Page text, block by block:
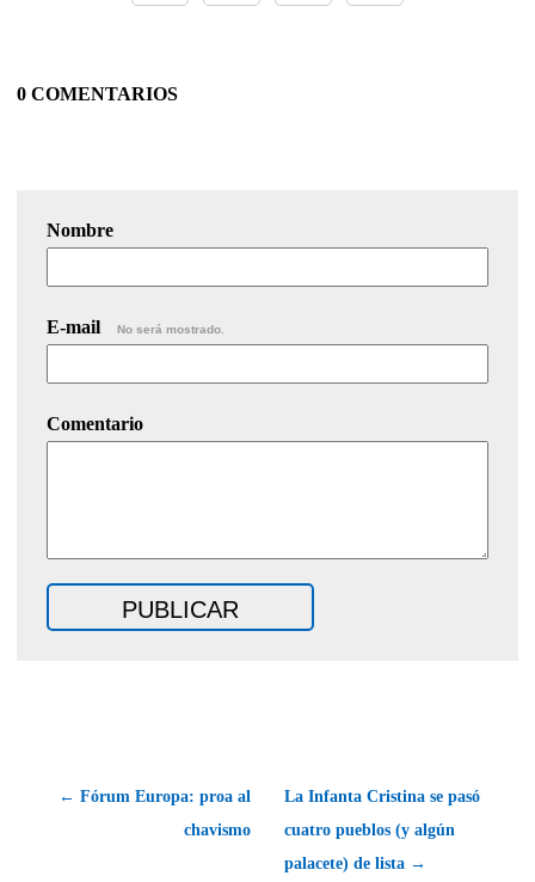
0 COMENTARIOS
Nombre
E-mail No será mostrado.
Comentario
← Fórum Europa: proa al
chavismo
La Infanta Cristina se pasó
cuatro pueblos (y algún
palacete) de lista →